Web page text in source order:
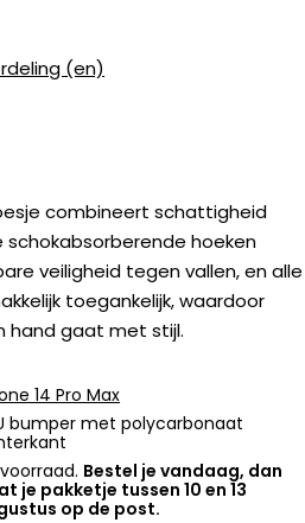
(en)
combineert schattigheid
schokabsorberende hoeken
veiligheid tegen vallen, en alle
toegankelijk, waardoor
hand gaat met stijl.
14 Pro Max
bumper met polycarbonaat
Bestel je vandaag, dan
je pakketje tussen 10 en 13
op de post.